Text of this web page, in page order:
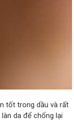
tốt trong dầu và rất
da để chống lại